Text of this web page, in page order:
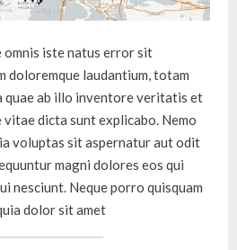
omnis iste natus error sit
doloremque laudantium, totam
quae ab illo inventore veritatis et
dicta sunt explicabo. Nemo
voluptas sit aspernatur aut odit
magni dolores eos qui
nesciunt. Neque porro quisquam
dolor sit amet